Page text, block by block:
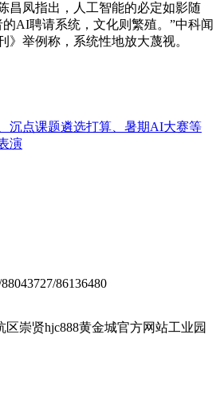
昌凤指出，人工智能的必定如影随
AI聘请系统，文化则繁殖。”中科闻
》举例称，系统性地放大蔑视。
沉点课题遴选打算、暑期AI大赛等
演
86136480
区崇贤hjc888黄金城官方网站工业园